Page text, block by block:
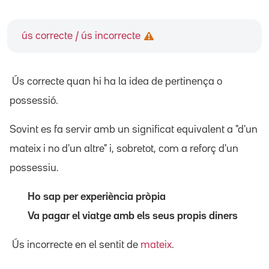
ús correcte / ús incorrecte
Ús correcte quan hi ha la idea de pertinença o
possessió.
Sovint es fa servir amb un significat equivalent a "d'un
mateix i no d'un altre" i, sobretot, com a reforç d'un
possessiu.
Ho sap per experiència pròpia
Va pagar el viatge amb els seus propis diners
Ús incorrecte en el sentit de mateix.